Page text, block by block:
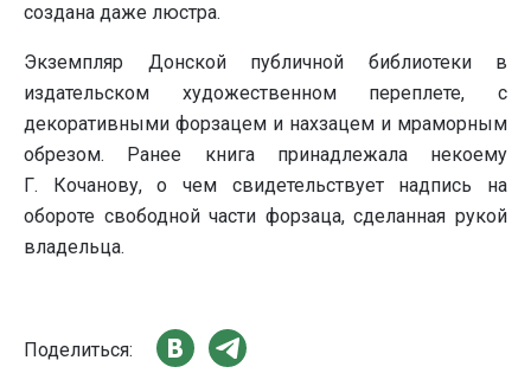
создана даже люстра.
Экземпляр Донской публичной библиотеки в
издательском художественном переплете, с
декоративными форзацем и нахзацем и мраморным
обрезом. Ранее книга принадлежала некоему
Г. Кочанову, о чем свидетельствует надпись на
обороте свободной части форзаца, сделанная рукой
владельца.
Поделиться: